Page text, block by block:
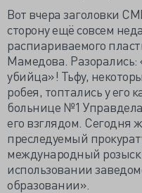
Вот вчера заголовки
сторону ещё совсем
распиариваемого
Мамедова. Разорались:
убийца»! Тьфу,
робея, топтались у его
больнице №1
его взглядом. Сегодня
преследуемый
международный
использовании
образовании».